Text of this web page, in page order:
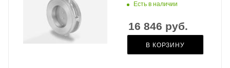
Есть в наличии
16 846 руб.
В КОРЗИНУ